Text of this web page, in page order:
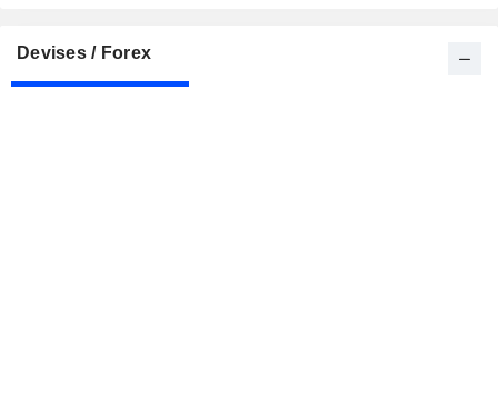
Devises / Forex